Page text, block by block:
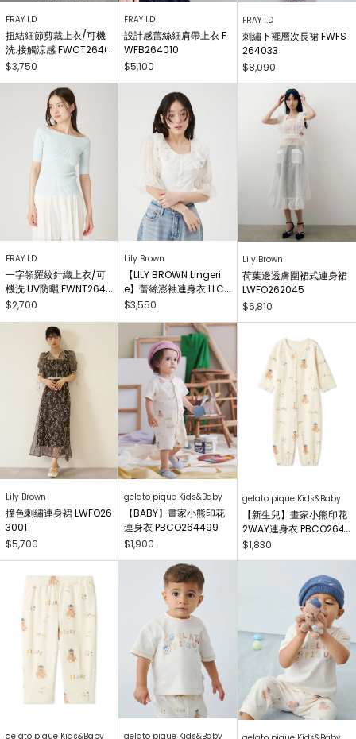
FRAY I.D
扭結細節剪裁上衣/可機
洗.接觸涼感 FWCT2640
25
$3,750
FRAY I.D
設計感蕾絲細肩帶上衣 F
WFB264010
$5,100
FRAY I.D
刺繡下襬層次長裙 FWFS
264033
$8,090
FRAY I.D
一字領羅紋針織上衣/可
機洗.UV防曬 FWNT2640
29
$2,700
Lily Brown
【LILY BROWN Lingeri
e】蕾絲澎袖連身衣 LLC
O262503
$3,550
Lily Brown
荷葉邊透膚圍裙式連身裙
LWFO262045
$6,810
Lily Brown
撞色刺繡連身裙 LWFO26
3001
$5,700
gelato pique Kids&Baby
【BABY】畫家小熊印花
連身衣 PBCO264499
$1,900
gelato pique Kids&Baby
【新生兒】畫家小熊印花
2WAY連身衣 PBCO264
738
$1,830
gelato pique Kids&Baby gelato pique Kids&Baby